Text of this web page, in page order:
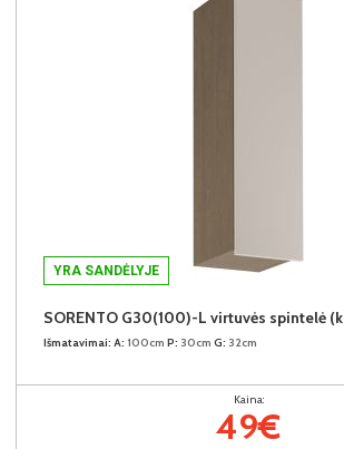
YRA SANDĖLYJE
Išmatavimai: A: 100cm P: 30cm G: 32cm
Kaina:
49€